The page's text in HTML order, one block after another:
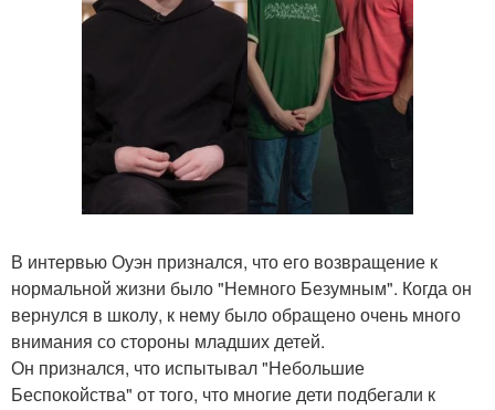
В интервью Оуэн признался, что его возвращение к
нормальной жизни было "Немного Безумным". Когда он
вернулся в школу, к нему было обращено очень много
внимания со стороны младших детей.
Он признался, что испытывал "Небольшие
Беспокойства" от того, что многие дети подбегали к